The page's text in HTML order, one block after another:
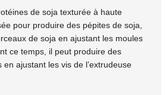
de soja texturée à haute
pour produire des pépites de soja,
de soja en ajustant les moules
ce temps, il peut produire des
ajustant les vis de l’extrudeuse